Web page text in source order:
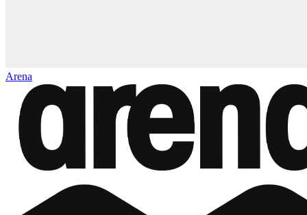
Arena